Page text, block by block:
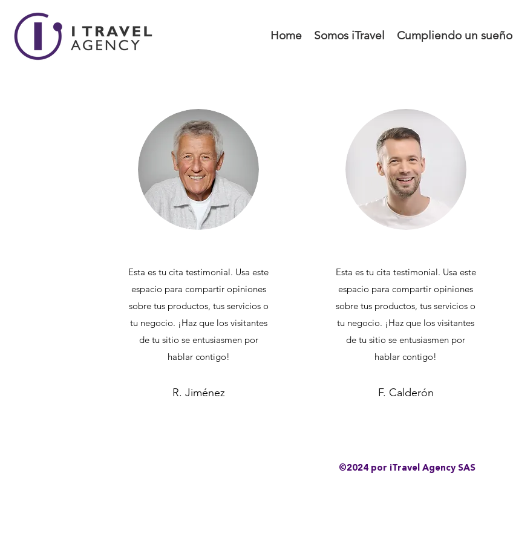
Home Somos iTravel Cumpliendo un sueño
Esta es tu cita testimonial. Usa este
espacio para compartir opiniones
sobre tus productos, tus servicios o
tu negocio. ¡Haz que los visitantes
de tu sitio se entusiasmen por
hablar contigo!
R. Jiménez
Esta es tu cita testimonial. Usa este
espacio para compartir opiniones
sobre tus productos, tus servicios o
tu negocio. ¡Haz que los visitantes
de tu sitio se entusiasmen por
hablar contigo!
F. Calderón
©2024 por iTravel Agency SAS